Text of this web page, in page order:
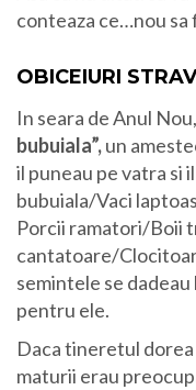
conteaza ce…nou sa
OBICEIURI
In seara de Anul
bubuiala”,un
il puneau pe vatra si
bubuiala/Vaci
Porcii ramatori/Boii
cantatoare/
semintele se dadeau
pentru ele.
Daca tineretul
maturii erau